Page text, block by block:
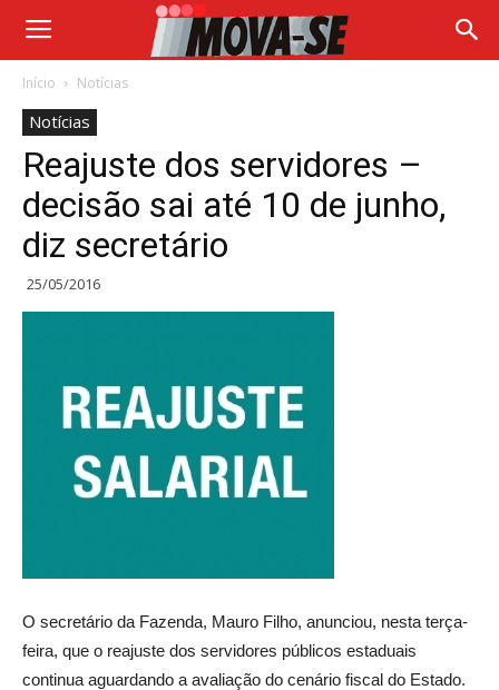
Início Notícias
Notícias
Reajuste dos servidores –
decisão sai até 10 de junho,
diz secretário
25/05/2016
O secretário da Fazenda, Mauro Filho, anunciou, nesta terça-
feira, que o reajuste dos servidores públicos estaduais
continua aguardando a avaliação do cenário fiscal do Estado.